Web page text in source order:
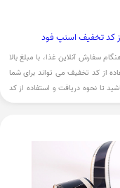
کد تخفیف اسنپ فود
سفارش آنلاین غذا، با مبلغ بالا
از کد تخفیف می تواند برای شما
تا نحوه دریافت و استفاده از کد